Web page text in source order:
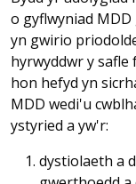
o gyflwyniad
yn gwirio
hyrwyddwr y
hon hefyd yn
MDD wedi'u
ystyried a yw'r:
dystiolaeth a